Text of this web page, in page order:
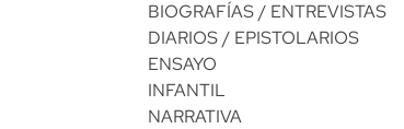
BIOGRAFÍAS / ENTREVISTAS
DIARIOS / EPISTOLARIOS
ENSAYO
INFANTIL
NARRATIVA